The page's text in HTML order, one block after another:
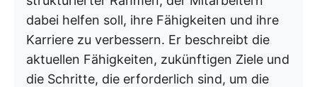
dabei helfen soll, ihre Fähigkeiten und ihre
Karriere zu verbessern. Er beschreibt die
aktuellen Fähigkeiten, zukünftigen Ziele und
die Schritte, die erforderlich sind, um die